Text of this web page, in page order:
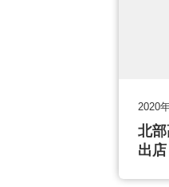
2020
北
出店